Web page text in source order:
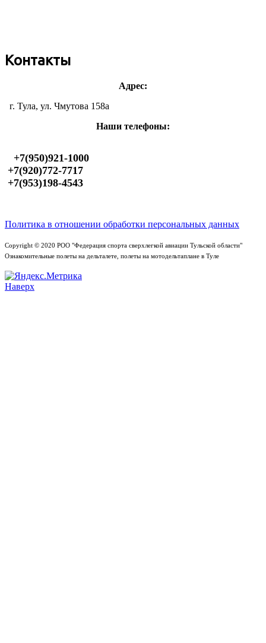
Контакты
Адрес:
г. Тула, ул. Чмутова 158а
Наши телефоны:
+7(950)921-1000
+7(920)772-7717
+7(953)198-4543
Политика в отношении обработки персональных данных
Copyright © 2020 РОО "Федерация спорта сверхлегкой авиации Тульской области"
Ознакомительные полеты на дельталете, полеты на мотодельтаплане в Туле
Наверх